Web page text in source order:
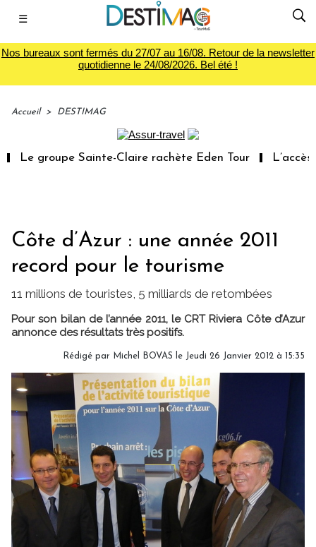
☰
Nos bureaux sont fermés du 27/07 au 16/08. Retour de la newsletter
quotidienne le 24/08/2026. Bel été !
Accueil > DESTIMAG
Le groupe Sainte-Claire rachète Eden Tour L’accès
Côte d’Azur : une année 2011
record pour le tourisme
11 millions de touristes, 5 milliards de retombées
Pour son bilan de l’année 2011, le CRT Riviera Côte d’Azur
annonce des résultats très positifs.
Rédigé par Michel BOVAS le Jeudi 26 Janvier 2012 à 15:35